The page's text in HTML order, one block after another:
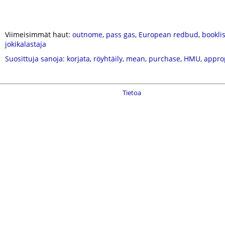
Viimeisimmät haut: outnome, pass gas, European redbud,
jokikalastaja
Suosittuja sanoja: korjata, röyhtäily, mean, purchase, HMU,
Tietoa